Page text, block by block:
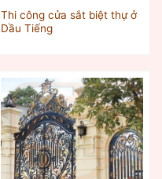
Thi công cửa sắt biệt thự ở
Dầu Tiếng